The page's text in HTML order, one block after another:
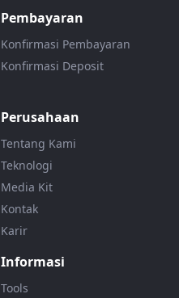
Pembayaran
Konfirmasi Pembayaran
Konfirmasi Deposit
Perusahaan
Tentang Kami
Teknologi
Media Kit
Kontak
Karir
Informasi
Tools